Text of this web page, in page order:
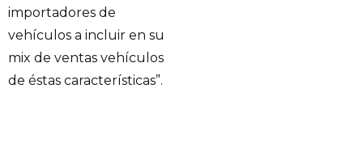
importadores de
vehículos a incluir en su
mix de ventas vehículos
de éstas características”.